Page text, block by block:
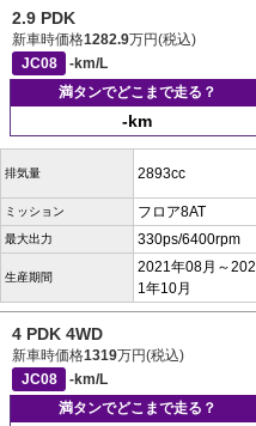
2.9 PDK
新車時価格1282.9万円(税込)
JC08
-km/L
満タンでどこまで走る？
-km
排気量 2893cc
ミッション フロア8AT
最大出力 330ps/6400rpm
生産期間
2021年08月～202
1年10月
4 PDK 4WD
新車時価格1319万円(税込)
JC08
-km/L
満タンでどこまで走る？